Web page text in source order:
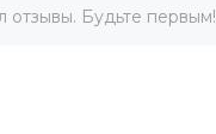
отзывы. Будьте первым!